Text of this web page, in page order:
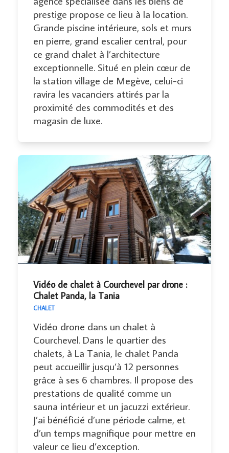
prestige propose ce lieu à la location.
Grande piscine intérieure, sols et murs
en pierre, grand escalier central, pour
ce grand chalet à l’architecture
exceptionnelle. Situé en plein cœur de
la station village de Megève, celui-ci
ravira les vacanciers attirés par la
proximité des commodités et des
magasin de luxe.
Vidéo de chalet à Courchevel par drone :
Chalet Panda, la Tania
CHALET
Vidéo drone dans un chalet à
Courchevel. Dans le quartier des
chalets, à La Tania, le chalet Panda
peut accueillir jusqu’à 12 personnes
grâce à ses 6 chambres. Il propose des
prestations de qualité comme un
sauna intérieur et un jacuzzi extérieur.
J’ai bénéficié d’une période calme, et
d’un temps magnifique pour mettre en
valeur ce lieu d’exception.